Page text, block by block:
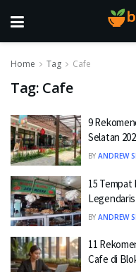
Home Tag Cafe
Tag: Cafe
9
Selatan
BY ANDREW
15 Tempat
BY ANDREW
11
Cafe di